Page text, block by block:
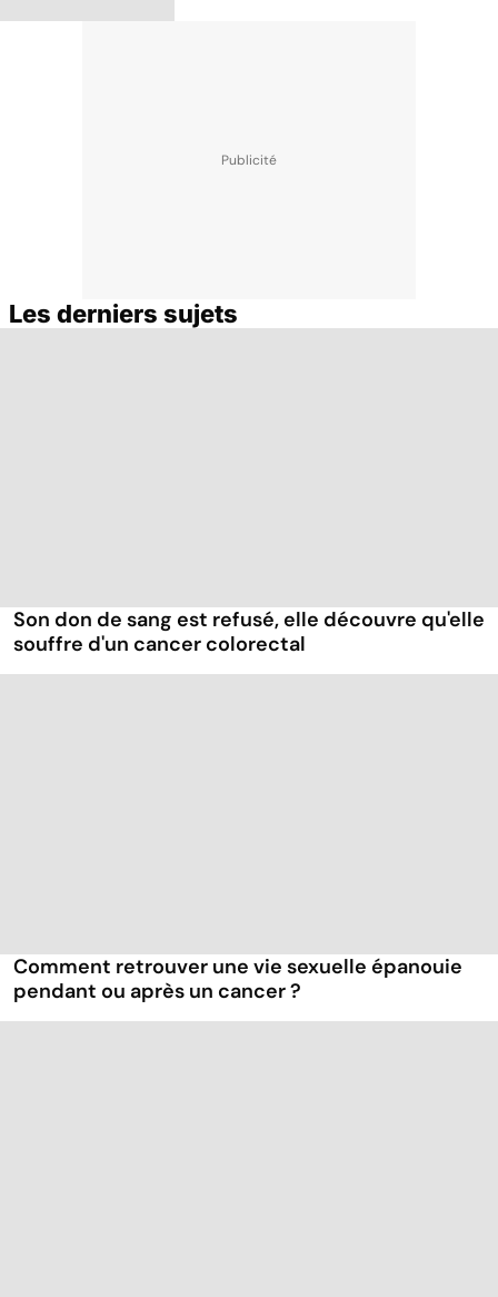
Les derniers sujets
Son don de sang est refusé, elle découvre qu'elle
souffre d'un cancer colorectal
Comment retrouver une vie sexuelle épanouie
pendant ou après un cancer ?